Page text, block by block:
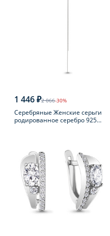
1 446 ₽2 066-30%
Серебряные Женские серьги
родированное серебро 925